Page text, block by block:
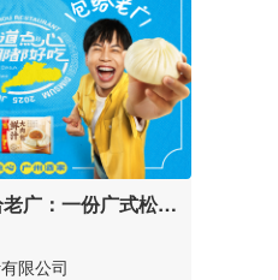
广：一份广式松
限公司